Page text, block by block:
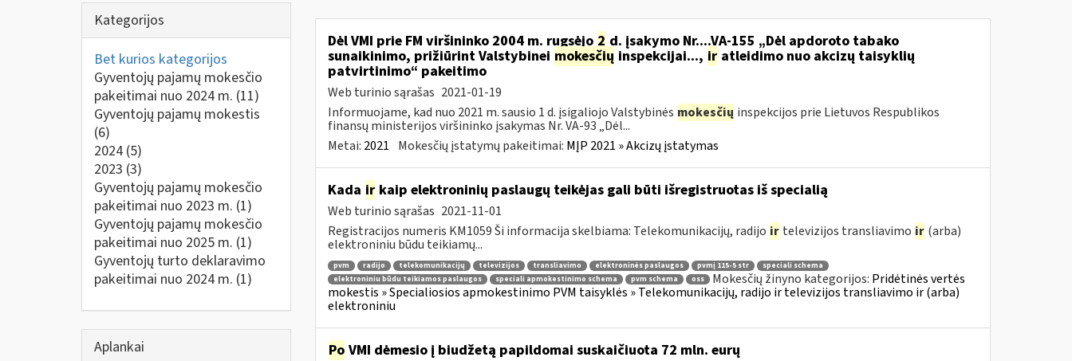
Kategorijos
Bet kurios kategorijos
Gyventojų pajamų mokesčio
pakeitimai nuo 2024 m. (11)
Gyventojų pajamų mokestis
(6)
2024 (5)
2023 (3)
Gyventojų pajamų mokesčio
pakeitimai nuo 2023 m. (1)
Gyventojų pajamų mokesčio
pakeitimai nuo 2025 m. (1)
Gyventojų turto deklaravimo
pakeitimai nuo 2024 m. (1)
Aplankai
Dėl VMI prie FM viršininko 2004 m. rugsėjo2d. įsakymo Nr....VA-155 „Dėl apdoroto tabako
sunaikinimo, prižiūrint Valstybinei mokesčių inspekcijai..., iratleidimo nuo akcizų taisyklių
patvirtinimo“ pakeitimo
Web turinio sąrašas 2021-01-19
Informuojame, kad nuo 2021 m. sausio 1 d. įsigaliojo Valstybinės mokesčių inspekcijos prie Lietuvos Respublikos
finansų ministerijos viršininko įsakymas Nr. VA-93 „Dėl...
Metai: 2021 Mokesčių įstatymų pakeitimai: MĮP 2021 » Akcizų įstatymas
Kada irkaip elektroninių paslaugų teikėjas gali būti išregistruotas iš specialią
Web turinio sąrašas 2021-11-01
Registracijos numeris KM1059 Ši informacija skelbiama: Telekomunikacijų, radijo ir televizijos transliavimo ir (arba)
elektroniniu būdu teikiamų...
pvm radijo telekomunikacijų televizijos transliavimo elektroninės paslaugos pvmį 115-5 str
speciali schema
elektroniniu būdu teikiamos paslaugos
speciali apmokestinimo schema pvm schema oss Mokesčių žinyno kategorijos: Pridėtinės vertės
mokestis » Specialiosios apmokestinimo PVM taisyklės » Telekomunikacijų, radijo ir televizijos transliavimo ir (arba)
elektroniniu
Po VMI dėmesio į biudžetą papildomai suskaičiuota 72 mln. eurų